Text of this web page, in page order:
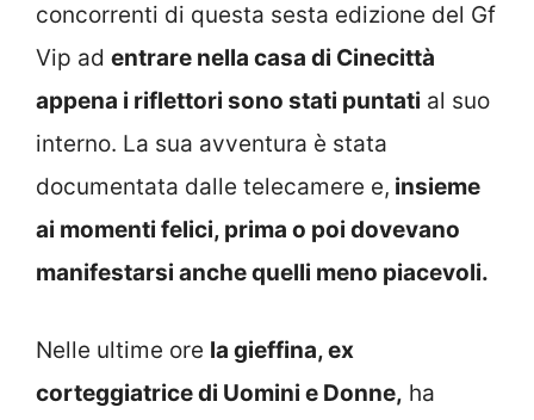
concorrenti di questa sesta edizione del Gf
Vip ad entrare nella casa di Cinecittà
appena i riflettori sono stati puntati al suo
interno. La sua avventura è stata
documentata dalle telecamere e, insieme
ai momenti felici, prima o poi dovevano
manifestarsi anche quelli meno piacevoli.
Nelle ultime ore la gieffina, ex
corteggiatrice di Uomini e Donne, ha